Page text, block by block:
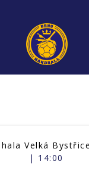
hala Velká Bystřice
| 14:00